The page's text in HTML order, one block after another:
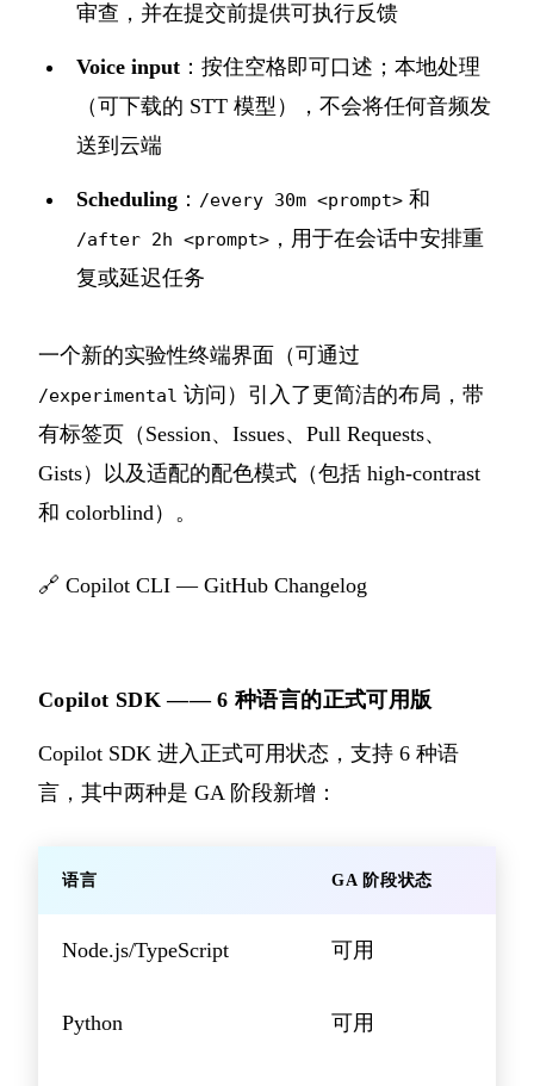
审查，并在提交前提供可执行反馈
Voice input ：按住空格即可口述；本地处理
（可下载的 STT 模型），不会将任何音频发
送到云端
Scheduling ： /every 30m <prompt> 和
/after 2h <prompt> ，用于在会话中安排重
复或延迟任务
一个新的实验性终端界面（可通过
/experimental 访问）引入了更简洁的布局，带
有标签页（Session、Issues、Pull Requests、
Gists）以及适配的配色模式（包括 high-contrast
和 colorblind）。
🔗 Copilot CLI — GitHub Changelog
Copilot SDK —— 6 种语言的正式可用版
Copilot SDK 进入正式可用状态，支持 6 种语
言，其中两种是 GA 阶段新增：
语言 GA 阶段状态
Node.js/TypeScript 可用
Python 可用